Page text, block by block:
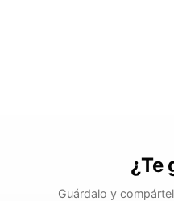
¿Te
Guárdalo y